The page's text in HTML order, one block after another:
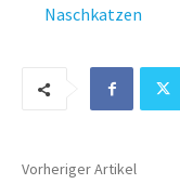
Naschkatzen
Vorheriger Artikel